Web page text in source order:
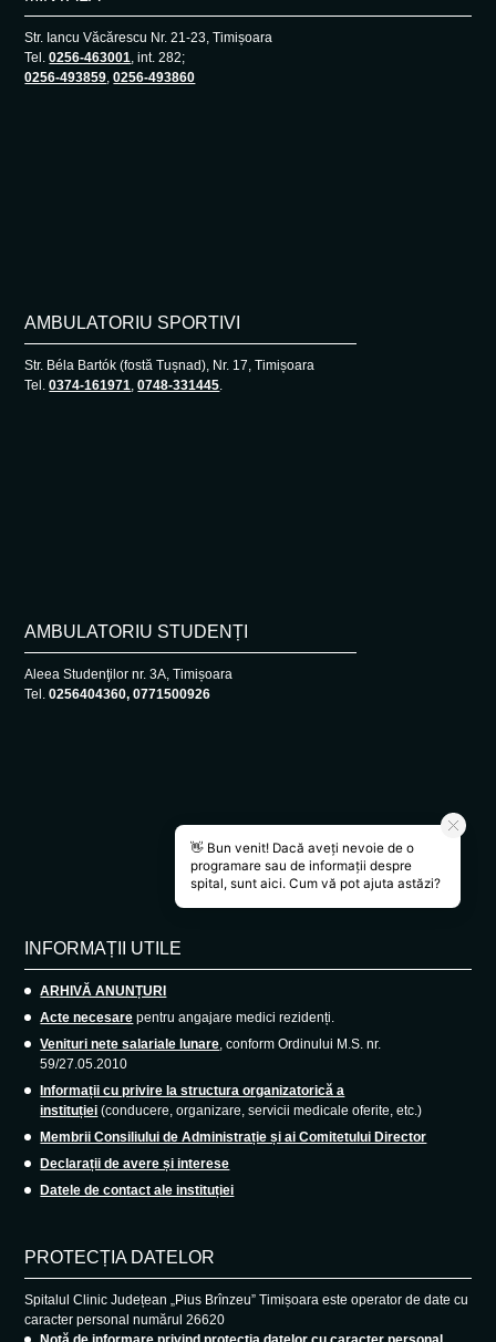
Str. Iancu Văcărescu Nr. 21-23, Timișoara
Tel.0256-463001, int. 282;
0256-493859,0256-493860
AMBULATORIU SPORTIVI
Str. Béla Bartók (fostă Tușnad), Nr. 17, Timișoara
Tel.0374-161971,0748-331445.
AMBULATORIU STUDENȚI
Aleea Studenţilor nr. 3A, Timișoara
Tel.0256404360, 0771500926
INFORMAȚII UTILE
ARHIVĂ ANUNȚURI
Acte necesare pentru angajare medici rezidenți.
Venituri nete salariale lunare, conform Ordinului M.S. nr.
59/27.05.2010
Informații cu privire la structura organizatorică a
instituției (conducere, organizare, servicii medicale oferite, etc.)
Membrii Consiliului de Administrație și ai Comitetului Director
Declarații de avere și interese
Datele de contact ale instituției
PROTECȚIA DATELOR
Spitalul Clinic Județean „Pius Brînzeu” Timișoara este operator de date cu
caracter personal numărul 26620